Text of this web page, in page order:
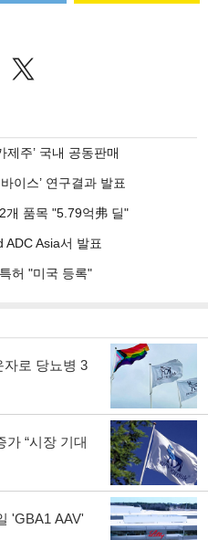
트위
터로
제주’ 국내 공동판매
이스’ 연구결과 발표
개 품목 "5.79억弗 딜"
ADC Asia서 발표
허 "미국 등록"
자로 당뇨병 3
가 “시장 기대
'GBA1 AAV'